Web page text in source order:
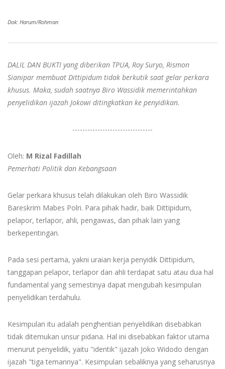
Dok: Harum/Rohman
DALIL DAN BUKTI yang diberikan TPUA, Roy Suryo, Rismon
Sianipar membuat Dittipidum tidak berkutik saat gelar perkara
khusus. Maka, sudah saatnya Biro Wassidik memerintahkan
penyelidikan ijazah Jokowi ditingkatkan ke penyidikan.
--------------------------------
Oleh: M Rizal Fadillah
Pemerhati Politik dan Kebangsaan
Gelar perkara khusus telah dilakukan oleh Biro Wassidik
Bareskrim Mabes Polri. Para pihak hadir, baik Dittipidum,
pelapor, terlapor, ahli, pengawas, dan pihak lain yang
berkepentingan.
Pada sesi pertama, yakni uraian kerja penyidik Dittipidum,
tanggapan pelapor, terlapor dan ahli terdapat satu atau dua hal
fundamental yang semestinya dapat mengubah kesimpulan
penyelidikan terdahulu.
Kesimpulan itu adalah penghentian penyelidikan disebabkan
tidak ditemukan unsur pidana. Hal ini disebabkan faktor utama
menurut penyelidik, yaitu "identik" ijazah Joko Widodo dengan
ijazah "tiga temannya". Kesimpulan sebaliknya yang seharusnya